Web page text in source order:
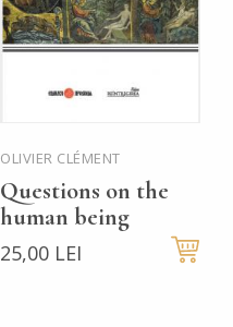
OLIVIER CLÉMENT
Questions on the
human being
25,00 LEI